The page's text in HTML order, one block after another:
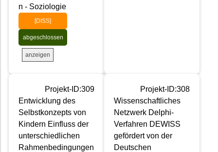
n - Soziologie
[DISS]
abgeschlossen
anzeigen
Projekt-ID:309
Entwicklung des
Selbstkonzepts von
Kindern Einfluss der
unterschiedlichen
Rahmenbedingungen
Projekt-ID:308
Wissenschaftliches
Netzwerk Delphi-
Verfahren DEWISS
gefördert von der
Deutschen